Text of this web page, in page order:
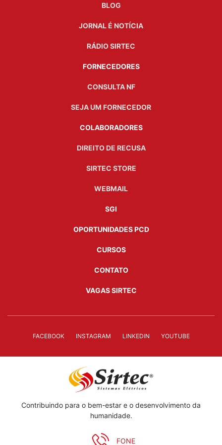
BLOG
JORNAL É NOTÍCIA
RÁDIO SIRTEC
FORNECEDORES
CONSULTA NF
SEJA UM FORNECEDOR
COLABORADORES
DIREITO DE RECUSA
SIRTEC STORE
WEBMAIL
SGI
OPORTUNIDADES PCD
CURSOS
CONTATO
VAGAS SIRTEC
FACEBOOK INSTAGRAM LINKEDIN YOUTUBE
Contribuindo para o bem-estar e o desenvolvimento da
humanidade.
FONE